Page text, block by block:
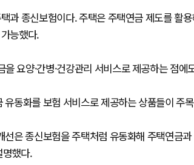
과 종신보험이다. 주택은 주택연금 제도를 활
능했다.
요양·간병·건강관리 서비스로 제공하는 점에
유동화를 보험 서비스로 제공하는 상품들이 주
선은 종신보험을 주택처럼 유동화해 주택연금
했다.